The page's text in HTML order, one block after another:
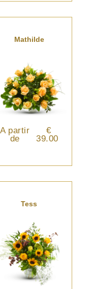
Mathilde
A partir
de
€
39.00
Tess